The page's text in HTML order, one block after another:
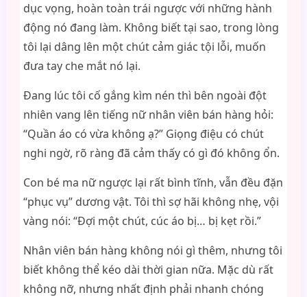
dục vọng, hoàn toàn trái ngược với những hành
động nó đang làm. Không biết tại sao, trong lòng
tôi lại dâng lên một chút cảm giác tội lỗi, muốn
đưa tay che mắt nó lại.
Đang lúc tôi cố gắng kìm nén thì bên ngoài đột
nhiên vang lên tiếng nữ nhân viên bán hàng hỏi:
“Quần áo có vừa không ạ?” Giọng điệu có chút
nghi ngờ, rõ ràng đã cảm thấy có gì đó không ổn.
Con bé ma nữ ngược lại rất bình tĩnh, vẫn đều đặn
“phục vụ” dương vật. Tôi thì sợ hãi không nhẹ, vội
vàng nói: “Đợi một chút, cúc áo bị… bị kẹt rồi.”
Nhân viên bán hàng không nói gì thêm, nhưng tôi
biết không thể kéo dài thời gian nữa. Mặc dù rất
không nỡ, nhưng nhất định phải nhanh chóng